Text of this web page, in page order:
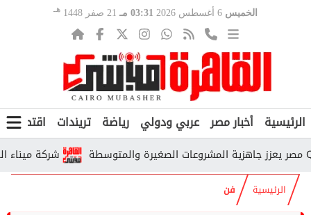
الخميس 03:31 مـ 21 صفر 1448 هـ
الرئيسية أخبار مصر عربي ودولي رياضة تريندات اقتصاد
شركة ميناء
الرئيسية فن